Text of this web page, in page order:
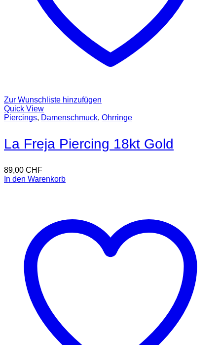
Zur Wunschliste hinzufügen
Quick View
Piercings, Damenschmuck, Ohrringe
La Freja Piercing 18kt Gold
89,00 CHF
In den Warenkorb